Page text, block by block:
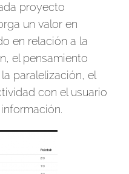
proyecto
un valor en
en relación a la
el pensamiento
paralelización, el
con el usuario